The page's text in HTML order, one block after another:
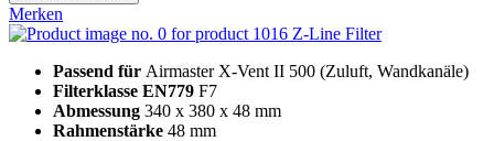
Merken
Z-Line Filter
Passend für Airmaster X-Vent II 500 (Zuluft, Wandkanäle)
Filterklasse EN779 F7
Abmessung 340 x 380 x 48 mm
Rahmenstärke 48 mm